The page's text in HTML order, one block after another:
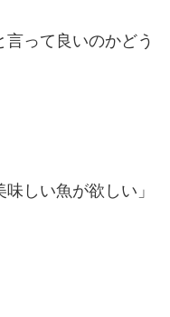
って良いのかどう
しい魚が欲しい」